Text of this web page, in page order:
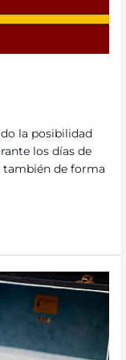
la posibilidad
los días de
también de forma